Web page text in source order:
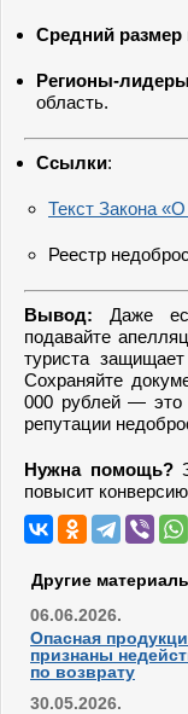
Средний
Регионы-лидеры
область.
Ссылки:
Текст Закона
Реестр
Вывод: Даже
подавайте
туриста защищает
Сохраняйте
000 рублей — это
репутации
Нужна помощь?
повысит
Другие
06.06.2026.
Опасная
признаны
по возврату
30.05.2026.